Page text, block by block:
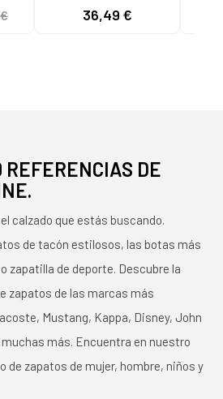
36,49 €
REFERENCIAS DE
calzado que estás buscando.
de tacón estilosos, las botas más
zapatilla de deporte. Descubre la
zapatos de las marcas más
Mustang, Kappa, Disney, John
más. Encuentra en nuestro
de zapatos de mujer, hombre, niños y